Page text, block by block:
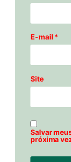
E-mail *
Site
Salvar
próxima